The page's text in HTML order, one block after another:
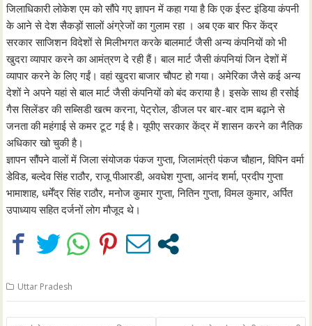
जिलाधिकारी लोकेश एम को सौंपे गए ज्ञापन में कहा गया है कि एक ईस्ट इंडिया कंपनी
के आने से देश सैकड़ों सालों अंग्रेजों का गुलाम रहा । अब एक बार फिर केंद्र
सरकार साजिशन विदेशों से मिलीभगत करके बालमार्ट जैसी अन्य कंपनियों को भी
खुदरा व्यापार करने का आमंत्रण दे रही हैं। बाल मार्ट जैसी कंपनियां जिन देशों में
व्यापार करने के लिए गईं। वहां खुदरा बाजार चौपट हो गया। अमेरिका जैसे कई अन्य
देशों ने अपने यहां से बाल मार्ट जैसी कंपनियों को बंद कराया है। इसके साथ ही रसोई
गैस सिलेंडर की सब्सिडी खत्म करना, पेट्रोल, डीजल पर बार-बार दाम बढ़ाने से
जनता की महंगाई से कमर टूट गई है। यूपीए सरकार केंद्र में शासन करने का नैतिक
अधिकार खो चुकी है।
ज्ञापन सौंपने वालों में जिला संयोजक पंकज गुप्ता, जिलामंत्री पंकज चौहान, विपिन वर्मा
डेविड, बल्देव सिंह राठौर, राजू पीआरडी, अवधेश गुप्ता, आनंद शर्मा, प्रदीप गुप्ता
भामाशाह, धर्मेंद्र सिंह राठौर, मनोज कुमार गुप्ता, नितिन गुप्ता, विमल कुमार, अर्पित
उपाध्याय सहित दर्जनों लोग मौजूद थे।
Uttar Pradesh